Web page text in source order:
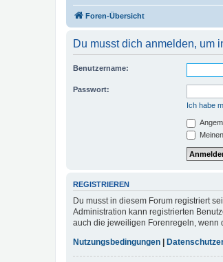
Foren-Übersicht
Du musst dich anmelden, um
Benutzername:
Passwort:
Ich habe
REGISTRIEREN
Du musst in diesem Forum registriert
Administration kann registrierten
auch die jeweiligen Forenregeln, wenn
Nutzungsbedingungen |